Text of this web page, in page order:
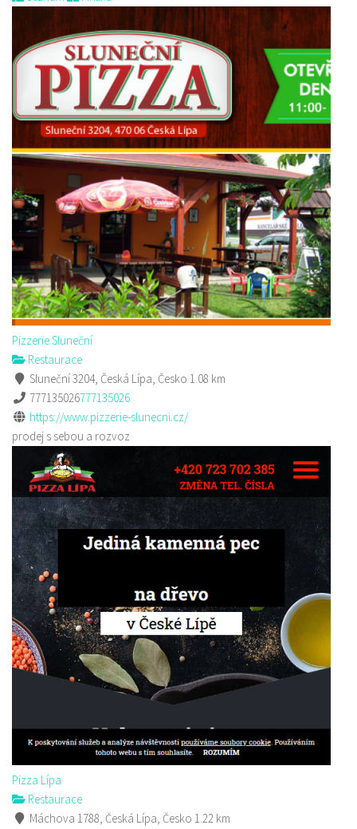
Pizzerie Sluneční
Restaurace
Sluneční 3204, Česká Lípa, Česko 1.08 km
777135026777135026
https://www.pizzerie-slunecni.cz/
prodej s sebou a rozvoz
Pizza Lípa
Restaurace
Máchova 1788, Česká Lípa, Česko 1.22 km